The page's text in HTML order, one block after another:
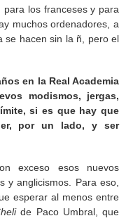
los franceses y para
muchos ordenadores, a
se hacen sin la ñ, pero el
en la Real Academia
modismos, jergas,
si es que hay que
por un lado, y ser
exceso esos nuevos
y anglicismos. Para eso,
esperar al menos entre
de Paco Umbral, que